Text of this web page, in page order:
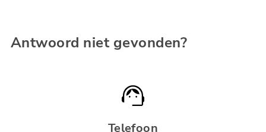
Antwoord niet gevonden?
Telefoon